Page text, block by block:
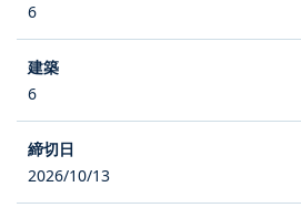
6
6
2026/10/13